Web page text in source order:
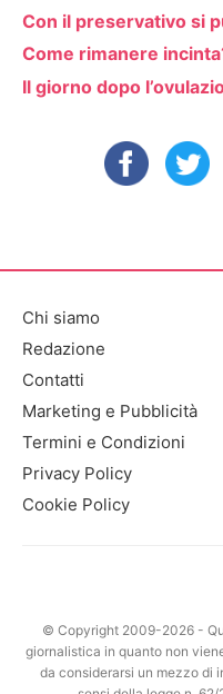
Con il preservativo si
Come rimanere
Il giorno dopo
Chi siamo
Redazione
Contatti
Marketing e Pubblicità
Termini e Condizioni
Privacy Policy
Cookie Policy
© Copyright 2009-2026 -
giornalistica in quanto non
da considerarsi un mezzo di